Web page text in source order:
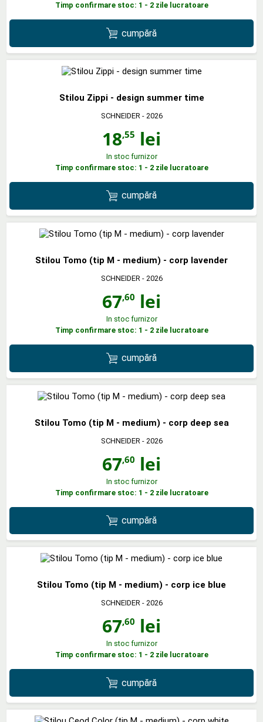
Timp confirmare stoc: 1 - 2 zile lucratoare
cumpără
Stilou Zippi - design summer time
SCHNEIDER- 2026
18,55 lei
In stoc furnizor
Timp confirmare stoc: 1 - 2 zile lucratoare
cumpără
Stilou Tomo (tip M - medium) - corp lavender
SCHNEIDER - 2026
67,60 lei
In stoc furnizor
Timp confirmare stoc: 1 - 2 zile lucratoare
cumpără
Stilou Tomo (tip M - medium) - corp deep sea
SCHNEIDER - 2026
67,60 lei
In stoc furnizor
Timp confirmare stoc: 1 - 2 zile lucratoare
cumpără
Stilou Tomo (tip M - medium) - corp ice blue
SCHNEIDER- 2026
67,60 lei
In stoc furnizor
Timp confirmare stoc: 1 - 2 zile lucratoare
cumpără